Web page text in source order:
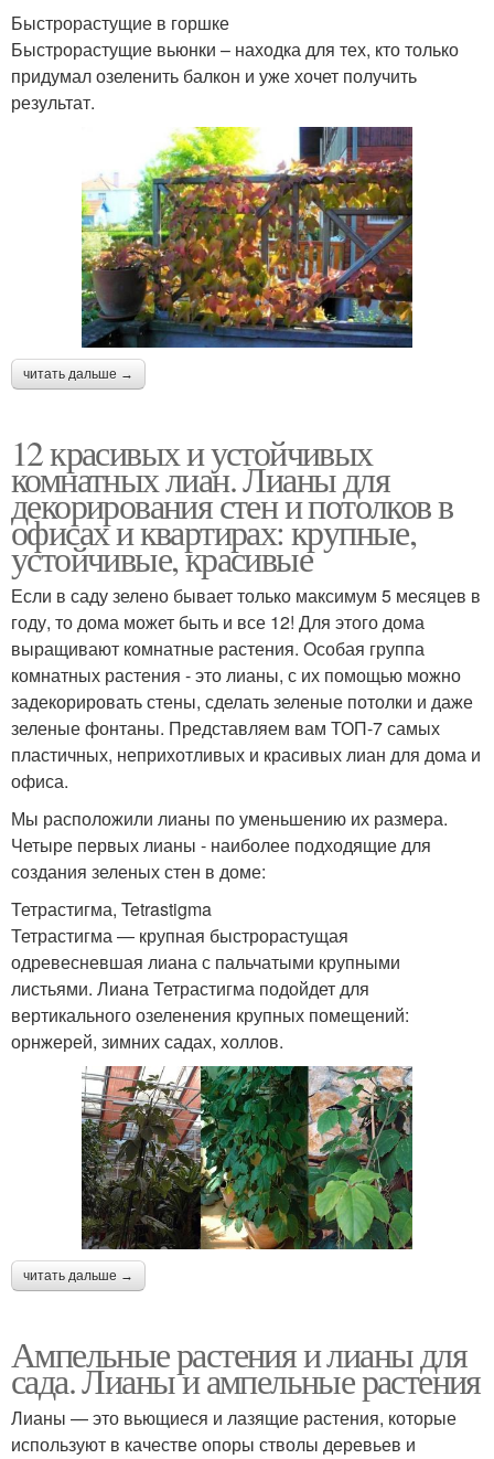
Быстрорастущие в горшке
Быстрорастущие вьюнки – находка для тех, кто только
придумал озеленить балкон и уже хочет получить
результат.
читать дальше →
12 красивых и устойчивых
комнатных лиан. Лианы для
декорирования стен и потолков в
офисах и квартирах: крупные,
устойчивые, красивые
Если в саду зелено бывает только максимум 5 месяцев в
году, то дома может быть и все 12! Для этого дома
выращивают комнатные растения. Особая группа
комнатных растения - это лианы, с их помощью можно
задекорировать стены, сделать зеленые потолки и даже
зеленые фонтаны. Представляем вам ТОП-7 самых
пластичных, неприхотливых и красивых лиан для дома и
офиса.
Мы расположили лианы по уменьшению их размера.
Четыре первых лианы - наиболее подходящие для
создания зеленых стен в доме:
Тетрастигма, Tetrastigma
Тетрастигма — крупная быстрорастущая
одревесневшая лиана с пальчатыми крупными
листьями. Лиана Тетрастигма подойдет для
вертикального озеленения крупных помещений:
орнжерей, зимних садах, холлов.
читать дальше →
Ампельные растения и лианы для
сада. Лианы и ампельные растения
Лианы — это вьющиеся и лазящие растения, которые
используют в качестве опоры стволы деревьев и